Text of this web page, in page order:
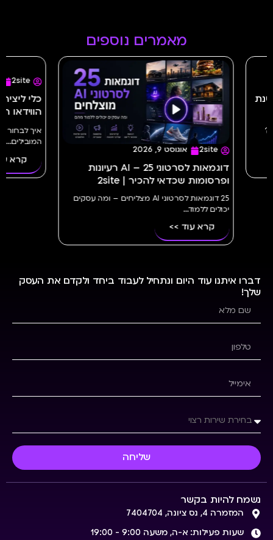
מאמרים נוספים
2site אוגוסט 9, 2026
כלי ליצירת סרטוני AI – השוואת כלי
הווידאו המובילים ב־2026 | 2site
המובילים...
2site
לשנת 2026
בשנים
קרא
נשמח להיות בקשר
המזמרה 4, נס ציונה, 7404704
שעות פעילות: א-ה, משעה 9:00 - 19:00
דברו איתנו עוד היום ונתחיל לעבוד ביחד ולקדם את העסק
שלך!
שליחה